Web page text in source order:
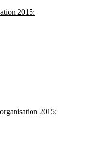
2015:
2015: